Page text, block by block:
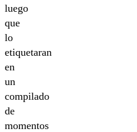
luego
que
lo
etiquetaran
en
un
compilado
de
momentos